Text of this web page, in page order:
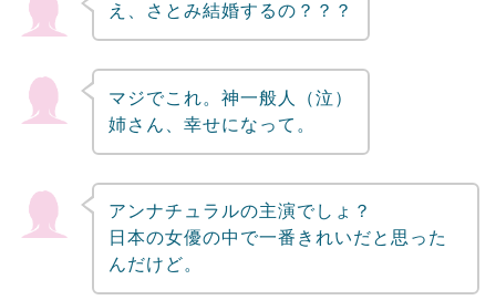
え、さとみ結婚するの？？？
マジでこれ。神一般人（泣）
姉さん、幸せになって。
アンナチュラルの主演でしょ？
日本の女優の中で一番きれいだと思った
んだけど。